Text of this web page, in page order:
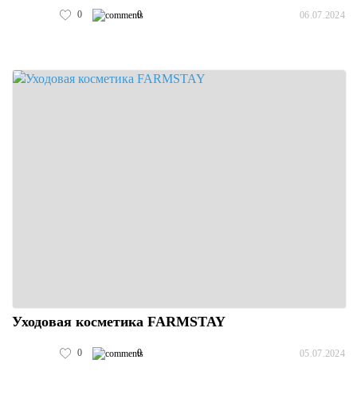
0 0 06.07.2024
Уходовая косметика FARMSTAY
0 0 05.07.2024